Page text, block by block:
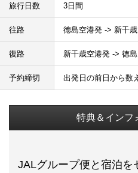
旅行日数 3日間
往路 徳島空港発 -> 新千
復路 新千歳空港発 -> 徳
予約締切 出発日の前日から数
特典＆インフ
JALグループ便と宿泊を